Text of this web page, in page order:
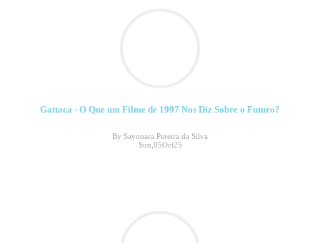
Gattaca - O Que um Filme de 1997 Nos Diz Sobre o Futuro?
By Sayonara Pereira da Silva
Sun,05Oct25